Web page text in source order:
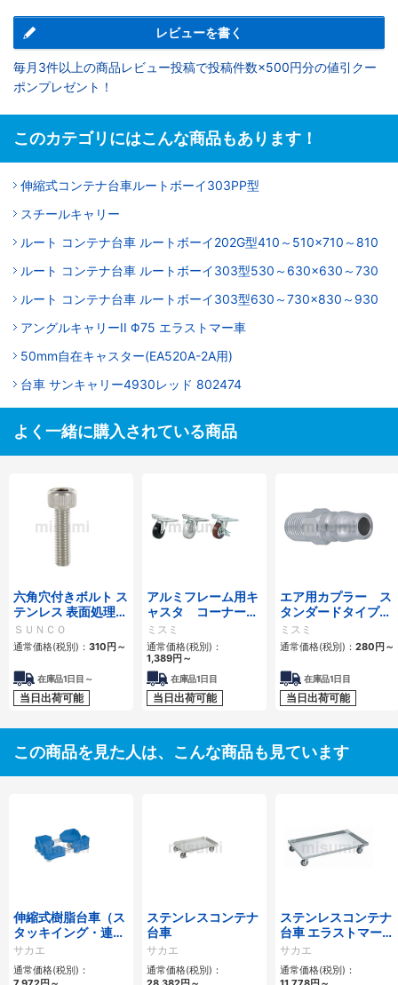
レビューを書く
毎月3件以上の商品レビュー投稿で投稿件数×500円分の値引クー
ポンプレゼント！
このカテゴリにはこんな商品もあります！
伸縮式コンテナ台車ルートボーイ303PP型
スチールキャリー
ルート コンテナ台車 ルートボーイ202G型410～510×710～810
ルート コンテナ台車 ルートボーイ303型530～630×630～730
ルート コンテナ台車 ルートボーイ303型630～730×830～930
アングルキャリーII Φ75 エラストマー車
50mm自在キャスター(EA520A-2A用)
台車 サンキャリー4930レッド 802474
よく一緒に購入されている商品
六角穴付きボルト ス
テンレス 表面処理な
し 全ねじ
ＳＵＮＣＯ
通常価格(税別)： 310円 ～
在庫品1日目～
当日出荷可能
アルミフレーム用キ
ャスタ コーナー取
付タイプ 軽荷重用
ミスミ
通常価格(税別)：
1,389円 ～
在庫品1日目
当日出荷可能
エア用カプラー ス
タンダードタイプ
おねじプラグ
ミスミ
通常価格(税別)： 280円 ～
在庫品1日目
当日出荷可能
この商品を見た人は、こんな商品も見ています
伸縮式樹脂台車（ス
タッキイング・連結
仕様）
サカエ
通常価格(税別)：
ステンレスコンテナ
台車
サカエ
通常価格(税別)：
ステンレスコンテナ
台車 エラストマー車
仕様
サカエ
通常価格(税別)：